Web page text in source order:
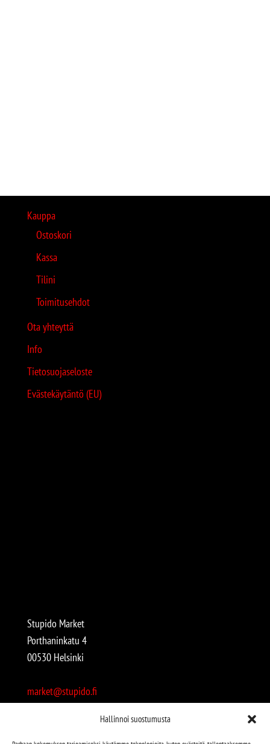
Hallinnoi suostumusta
Kauppa
Ostoskori
Kassa
Tilini
Toimitusehdot
Ota yhteyttä
Info
Tietosuojaseloste
Evästekäytäntö (EU)
Stupido Market
Porthaninkatu 4
00530 Helsinki
market@stupido.fi